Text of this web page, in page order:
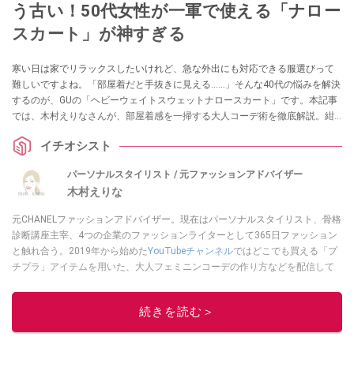
う古い！50代女性が一軍で使える「ナロー
スカート」が神すぎる
寒い日は家でリラックスしたいけれど、急な外出にも対応できる服選びって
難しいですよね。「部屋着だと手抜きに見える……」そんな40代の悩みを解決
するのが、GUの「ヘビーウェイトスウェットナロースカート」です。本記事
では、木村えりなさんが、部屋着感を一掃する大人コーデ術を徹底解説。紺
で。「楽なのにきれい」を欲張りたい大人世代は必見の万能アイテムです！
イチオシスト
パーソナルスタイリスト / 元ファッションアドバイザー
木村えりな
元CHANELファッションアドバイザー。現在はパーソナルスタイリスト、骨格
診断講座主宰、4つの企業のファッションライターとして365日ファッション
と触れ合う。2019年から始めたYouTubeチャンネルではどこでも買える「プ
チプラ」アイテムを用いた、大人フェミニンコーデの作り方などを配信して
このイチオシストの他の記事を読む
続きを読む＞